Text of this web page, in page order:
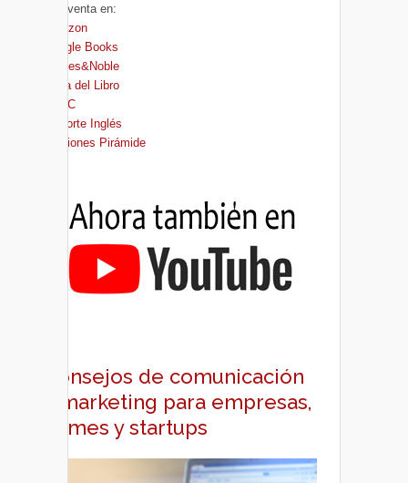
A la venta en:
Amazon
Google Books
Barnes&Noble
Casa del Libro
FNAC
El Corte Inglés
Ediciones Pirámide
Consejos de comunicación
y marketing para empresas,
pymes y startups